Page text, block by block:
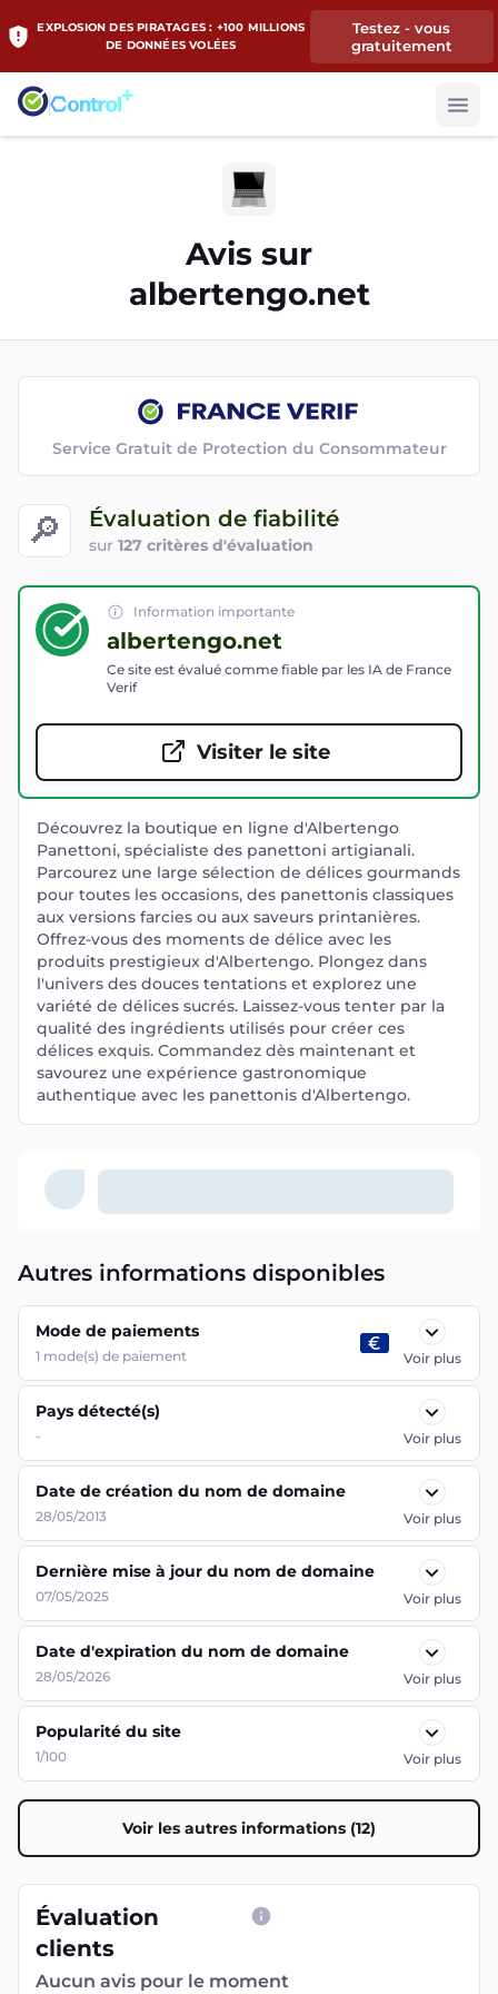
EXPLOSION DES PIRATAGES : +100 MILLIONS
DE DONNÉES VOLÉES
Testez - vous
gratuitement
Avis sur
albertengo.net
🔎 Évaluation de fiabilité
sur 127 critères d'évaluation
Service Gratuit de Protection du Consommateur
Information importante
albertengo.net
Ce site est évalué comme fiable par les IA de France
Verif
Visiter le site
Découvrez la boutique en ligne d'Albertengo
Panettoni, spécialiste des panettoni artigianali.
Parcourez une large sélection de délices gourmands
pour toutes les occasions, des panettonis classiques
aux versions farcies ou aux saveurs printanières.
Offrez-vous des moments de délice avec les
produits prestigieux d'Albertengo. Plongez dans
l'univers des douces tentations et explorez une
variété de délices sucrés. Laissez-vous tenter par la
qualité des ingrédients utilisés pour créer ces
délices exquis. Commandez dès maintenant et
savourez une expérience gastronomique
authentique avec les panettonis d'Albertengo.
Autres informations disponibles
Mode de paiements
1 mode(s) de paiement Voir plus
Pays détecté(s)
- Voir plus
Date de création du nom de domaine
28/05/2013 Voir plus
Dernière mise à jour du nom de domaine
07/05/2025 Voir plus
Date d'expiration du nom de domaine
28/05/2026 Voir plus
Popularité du site
1/100 Voir plus
Voir les autres informations (12)
Évaluation
clients
Aucun avis pour le moment